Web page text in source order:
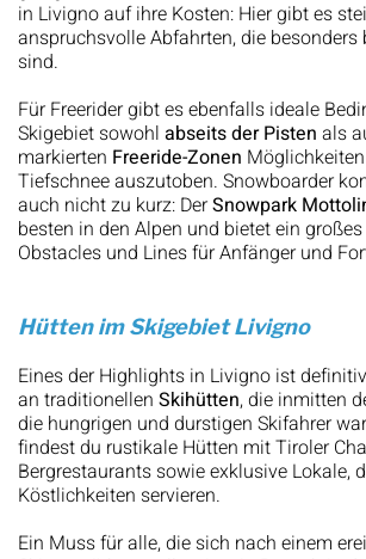
in Livigno auf ihre Kosten: Hier gibt es
anspruchsvolle Abfahrten, die
sind.
Für Freerider gibt es ebenfalls ideale
Skigebiet sowohl abseits der Pisten als
markierten Freeride-Zonen
Tiefschnee auszutoben. Snowboarder
auch nicht zu kurz: DerSnowpark
besten in den Alpen und bietet ein
Obstacles und Lines für Anfänger und
Hütten im Skigebiet Livigno
Eines der Highlights in Livigno ist
an traditionellen Skihütten, die inmitten
die hungrigen und durstigen Skifahrer
findest du rustikale Hütten mit Tiroler
Bergrestaurants sowie exklusive Lokale,
Köstlichkeiten servieren.
Ein Muss für alle, die sich nach einem